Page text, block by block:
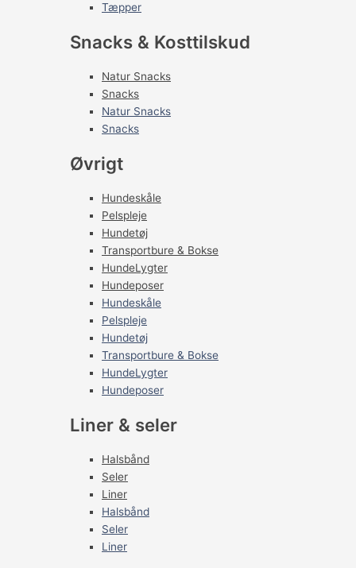
Tæpper
Snacks & Kosttilskud
Natur Snacks
Snacks
Natur Snacks
Snacks
Øvrigt
Hundeskåle
Pelspleje
Hundetøj
Transportbure & Bokse
HundeLygter
Hundeposer
Hundeskåle
Pelspleje
Hundetøj
Transportbure & Bokse
HundeLygter
Hundeposer
Liner & seler
Halsbånd
Seler
Liner
Halsbånd
Seler
Liner